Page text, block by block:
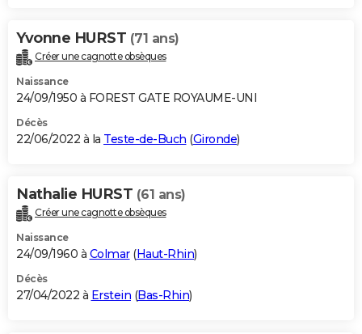
Yvonne HURST (71 ans)
Créer une cagnotte obsèques
Naissance
24/09/1950 à FOREST GATE ROYAUME-UNI
Décès
22/06/2022 à la Teste-de-Buch (Gironde)
Nathalie HURST (61 ans)
Créer une cagnotte obsèques
Naissance
24/09/1960 à Colmar(Haut-Rhin)
Décès
27/04/2022 à Erstein (Bas-Rhin)